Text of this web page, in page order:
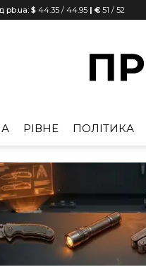
pb.ua: $ 44.35 / 44.95 | € 51 / 52
РІВНЕ ПОЛІТИКА